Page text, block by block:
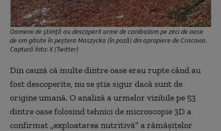
Oamenii de știință au descoperit urme de canibalism pe zeci de oase
de om găsite în peștera Maszycka (în poză) din apropiere de Cracovia.
Captură foto: X (Twitter)
Din cauză că multe dintre oase erau rupte când au
fost descoperite, nu se știa sigur dacă sunt de
origine umană. O analiză a urmelor vizibile pe 53
dintre oase folosind tehnici de microscopie 3D a
confirmat „exploatarea nutritivă” a rămășițelor